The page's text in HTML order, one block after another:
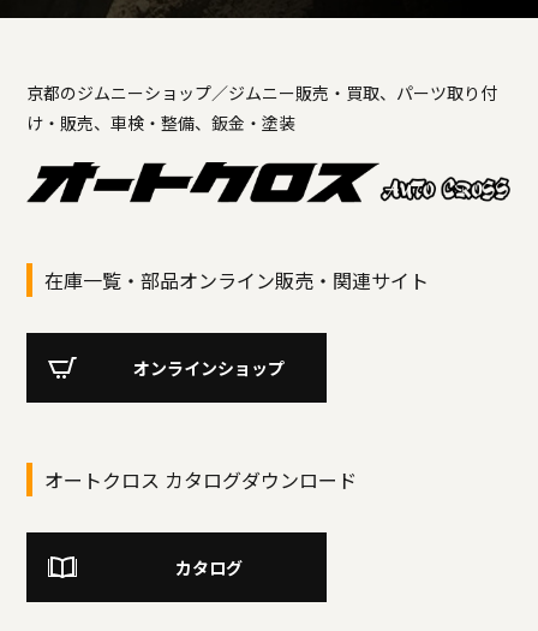
京都のジムニーショップ／ジムニー販売・買取、パーツ取り付
け・販売、車検・整備、鈑金・塗装
在庫一覧・部品オンライン販売・関連サイト
オンラインショップ
オートクロス カタログダウンロード
カタログ